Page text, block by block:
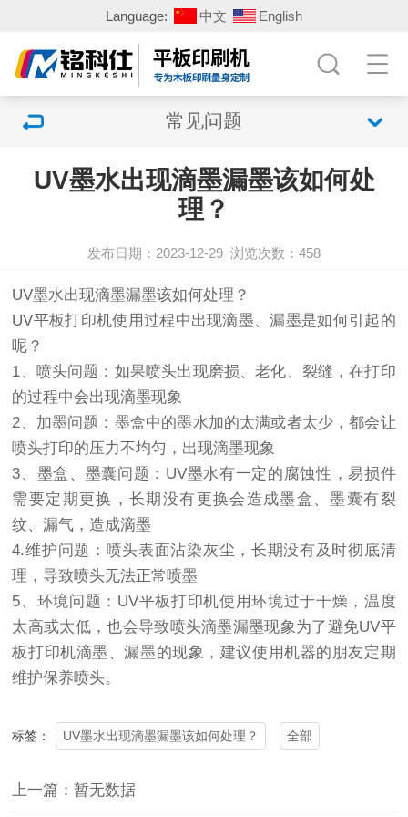
Language: 中文 English
常见问题
​UV墨水出现滴墨漏墨该如何处
理？
发布日期：2023-12-29 浏览次数：458
UV墨水出现滴墨漏墨该如何处理？
UV平板打印机使用过程中出现滴墨、漏墨是如何引起的
呢？
1、喷头问题：如果喷头出现磨损、老化、裂缝，在打印
的过程中会出现滴墨现象
2、加墨问题：墨盒中的墨水加的太满或者太少，都会让
喷头打印的压力不均匀，出现滴墨现象
3、墨盒、墨囊问题：UV墨水有一定的腐蚀性，易损件
需要定期更换，长期没有更换会造成墨盒、墨囊有裂
纹、漏气，造成滴墨
4.维护问题：喷头表面沾染灰尘，长期没有及时彻底清
理，导致喷头无法正常喷墨
5、环境问题：UV平板打印机使用环境过于干燥，温度
太高或太低，也会导致喷头滴墨漏墨现象为了避免UV平
板打印机滴墨、漏墨的现象，建议使用机器的朋友定期
维护保养喷头。
标签： ​UV墨水出现滴墨漏墨该如何处理？ 全部
上一篇：暂无数据